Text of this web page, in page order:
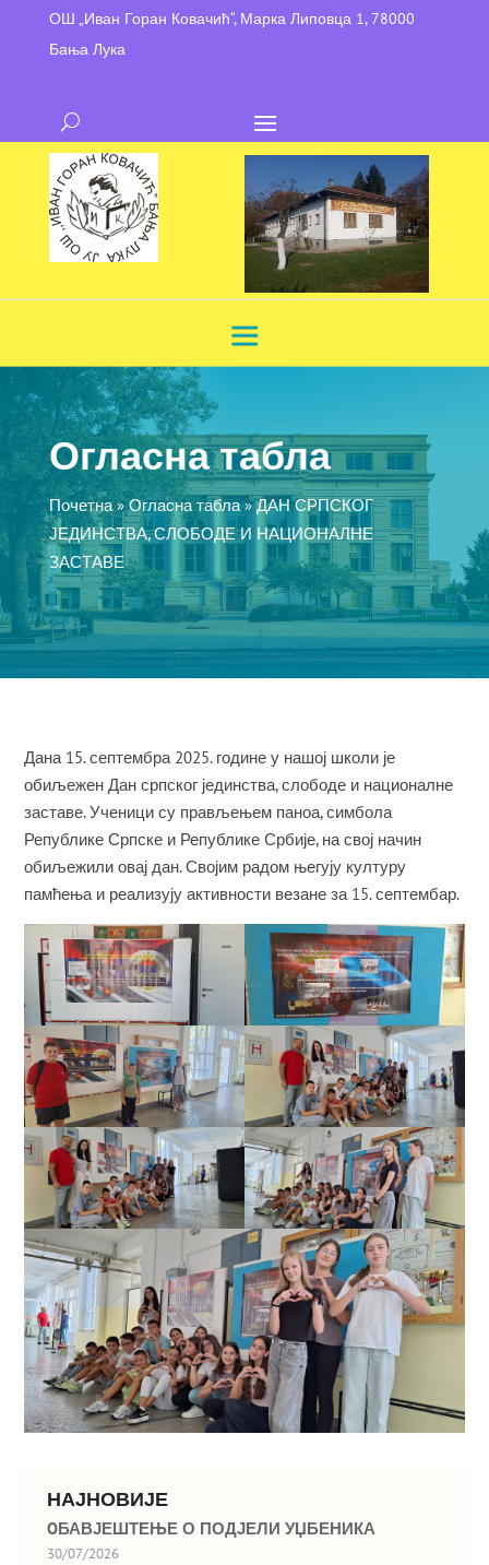
ОШ „Иван Горан Ковачић“, Марка Липовца 1, 78000
Бања Лука
Огласна табла
Почетна»Огласна табла»ДАН СРПСКОГ
ЈЕДИНСТВА, СЛОБОДЕ И НАЦИОНАЛНЕ
ЗАСТАВЕ
Дана 15. септембра 2025. године у нашој школи је
обиљежен Дан српског јединства, слободе и националне
заставе. Ученици су прављењем паноа, симбола
Републике Српске и Републике Србије, на свој начин
обиљежили овај дан. Својим радом његују културу
памћења и реализују активности везане за 15. септембар.
НАЈНОВИЈЕ
OБАВЈЕШТЕЊЕ О ПОДЈЕЛИ УЏБЕНИКА
30/07/2026